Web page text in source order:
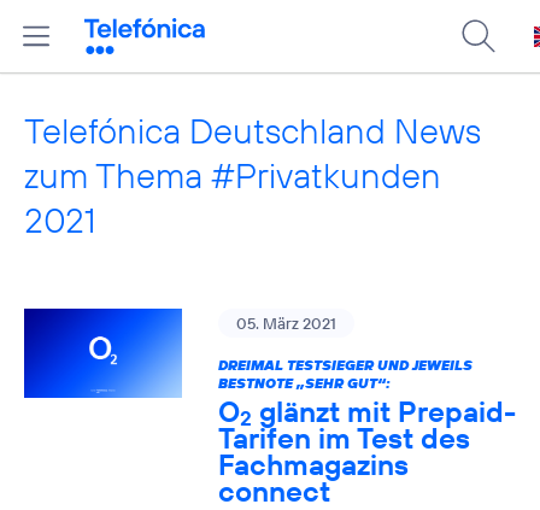
Telefónica Deutschland News
zum Thema #Privatkunden
2021
05. März 2021
DREIMAL TESTSIEGER UND JEWEILS
BESTNOTE „SEHR GUT“:
O2 glänzt mit Prepaid-
Tarifen im Test des
Fachmagazins
connect